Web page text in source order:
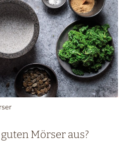
Mörser aus?